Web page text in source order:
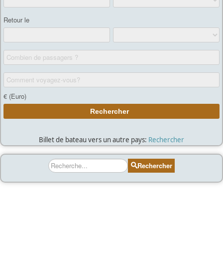
Billet de bateau vers un autre pays: Rechercher
Rechercher Rechercher